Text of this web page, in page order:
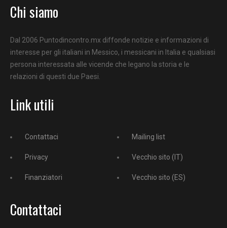
Chi siamo
Dal 2006 Puntodincontro.mx diffonde notizie e informazioni di
interesse per gli italiani in Messico, i messicani in Italia e qualsiasi
persona interessata alle vicende che legano la storia e le
relazioni di questi due Paesi.
Link utili
Contattaci
Privacy
Finanziatori
Mailing list
Vecchio sito (IT)
Vecchio sito (ES)
Contattaci